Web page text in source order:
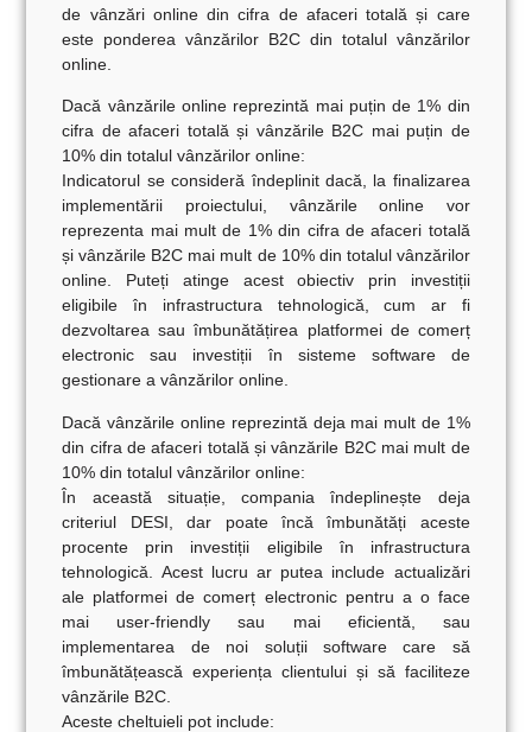
de vânzări online din cifra de afaceri totală și care
este ponderea vânzărilor B2C din totalul vânzărilor
online.
Dacă vânzările online reprezintă mai puțin de 1% din
cifra de afaceri totală și vânzările B2C mai puțin de
10% din totalul vânzărilor online:
Indicatorul se consideră îndeplinit dacă, la finalizarea
implementării proiectului, vânzările online vor
reprezenta mai mult de 1% din cifra de afaceri totală
și vânzările B2C mai mult de 10% din totalul vânzărilor
online. Puteți atinge acest obiectiv prin investiții
eligibile în infrastructura tehnologică, cum ar fi
dezvoltarea sau îmbunătățirea platformei de comerț
electronic sau investiții în sisteme software de
gestionare a vânzărilor online.
Dacă vânzările online reprezintă deja mai mult de 1%
din cifra de afaceri totală și vânzările B2C mai mult de
10% din totalul vânzărilor online:
În această situație, compania îndeplinește deja
criteriul DESI, dar poate încă îmbunătăți aceste
procente prin investiții eligibile în infrastructura
tehnologică. Acest lucru ar putea include actualizări
ale platformei de comerț electronic pentru a o face
mai user-friendly sau mai eficientă, sau
implementarea de noi soluții software care să
îmbunătățească experiența clientului și să faciliteze
vânzările B2C.
Aceste cheltuieli pot include: